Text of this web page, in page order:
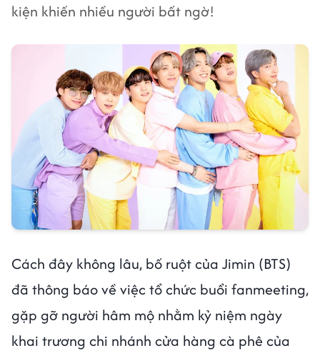
kiện khiến nhiều người bất ngờ!
Cách đây không lâu, bố ruột của Jimin (BTS)
đã thông báo về việc tổ chức buổi fanmeeting,
gặp gỡ người hâm mộ nhằm kỷ niệm ngày
khai trương chi nhánh cửa hàng cà phê của